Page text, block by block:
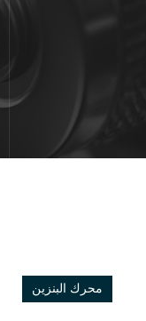
محرك البنزين